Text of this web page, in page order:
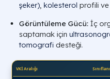
şeker), kolesterol profili ve
Görüntüleme Gücü: İç
saptamak için
tomografi desteği.